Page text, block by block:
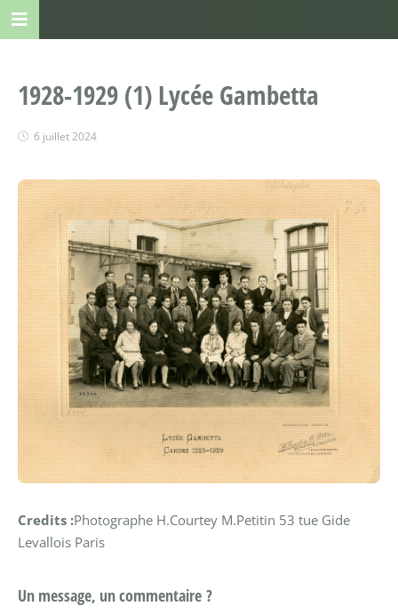
1928-1929 (1) Lycée Gambetta
6 juillet 2024
Credits :Photographe H.Courtey M.Petitin 53 tue Gide
Levallois Paris
Un message, un commentaire ?